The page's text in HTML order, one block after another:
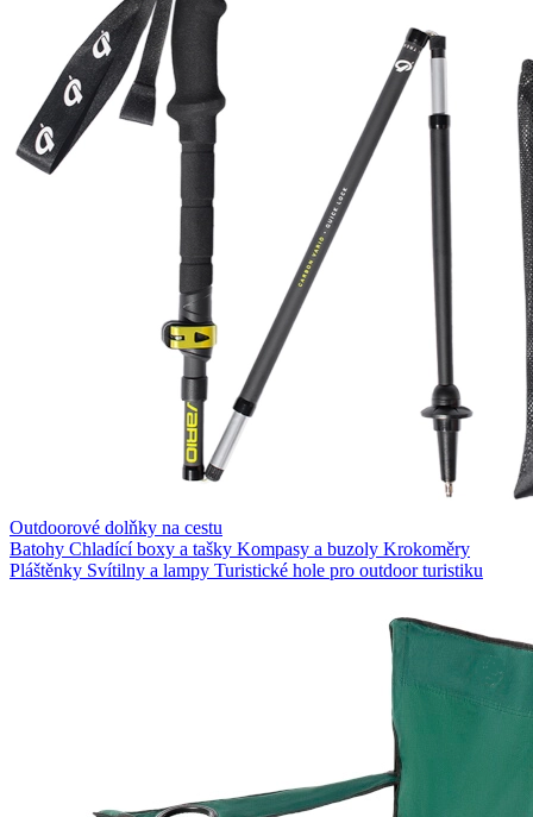
Outdoorové dolňky na cestu
Batohy Chladící boxy a tašky Kompasy a buzoly Krokoměry
Pláštěnky Svítilny a lampy Turistické hole pro outdoor turistiku